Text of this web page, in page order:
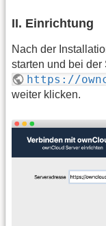
II. Einrichtung
Nach der
starten und bei der
https://
weiter klicken.